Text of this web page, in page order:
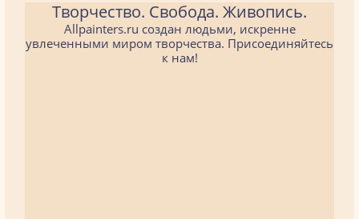
Творчество. Свобода. Живопись.
Allpainters.ru создан людьми, искренне
увлеченными миром творчества. Присоединяйтесь
к нам!